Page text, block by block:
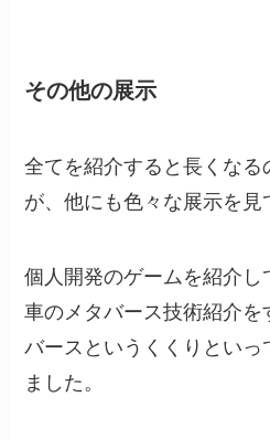
その他の展示
全てを紹介すると長くなる
が、他にも色々な展示を見
個人開発のゲームを紹介
車のメタバース技術紹介を
バースというくくりといっ
ました。